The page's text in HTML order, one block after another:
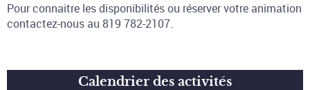
Pour connaitre les disponibilités ou réserver votre animation
contactez-nous au 819 782-2107.
Calendrier des activités